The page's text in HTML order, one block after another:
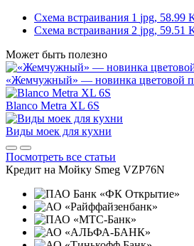
Схема встраивания 1 jpg, 58.99
Схема встраивания 2 jpg, 59.51
Может быть полезно
«Жемчужный» — новинка цветовой
Blanco Metra XL 6S
Виды моек для кухни
Посмотреть все статьи
Кредит на Мойку Smeg VZP76N